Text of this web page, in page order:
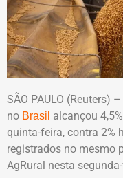
SÃO PAULO (Reuters)
no Brasil alcançou
quinta-feira, contra 2%
registrados no mesmo
AgRural nesta